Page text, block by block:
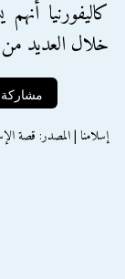
كاليفورنيا
خلال العديد
مشاركة
إسلامنا | المصدر: قصة الإسلام |